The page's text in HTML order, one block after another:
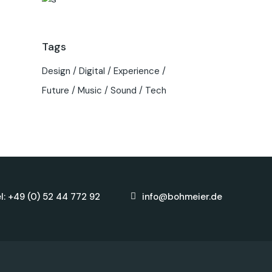
Tags
Design Digital
Experience
Future
Music Sound Tech
+49 (0) 52 44 772 92 info@bohmeier.de